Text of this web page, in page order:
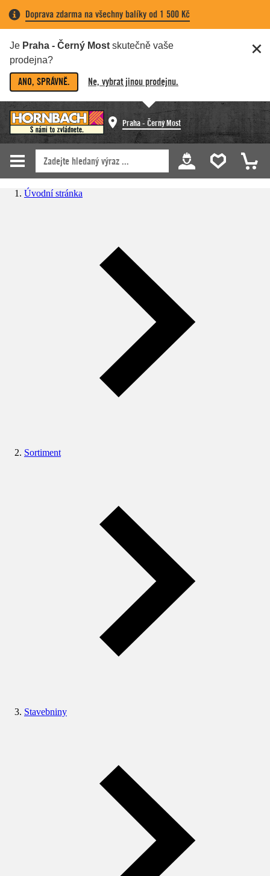
Doprava zdarma na všechny balíky od 1 500 Kč
Je Praha - Černý Most skutečně vaše
prodejna?
ANO, SPRÁVNĚ. Ne, vybrat jinou prodejnu.
Praha - Černý Most
Úvodní stránka
Sortiment
Stavebniny